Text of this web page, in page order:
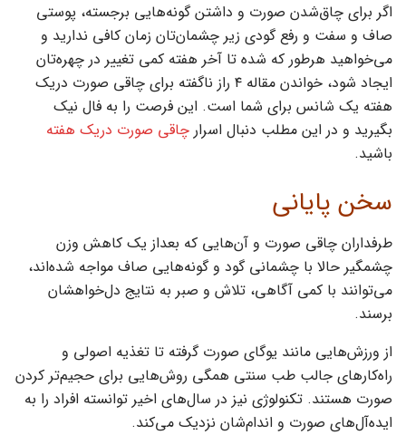
اگر برای چاق‌شدن صورت و داشتن گونه‌هایی برجسته، پوستی
صاف و سفت و رفع گودی زیر چشمان‌تان زمان کافی ندارید و
می‌خواهید هرطور که شده تا آخر هفته کمی تغییر در چهره‌تان
ایجاد شود، خواندن مقاله ۴ راز ناگفته برای چاقی صورت دریک
هفته یک شانس برای شما است. این فرصت را به فال نیک
بگیرید و در این مطلب دنبال اسرار چاقی صورت دریک هفته
باشید.
سخن پایانی
طرفداران چاقی صورت و آن‌هایی که بعداز یک کاهش وزن
چشمگیر حالا با چشمانی گود و گونه‌هایی صاف مواجه شده‌اند،
می‌توانند با کمی آگاهی، تلاش و صبر به نتایج دل‌خواهشان
برسند.
از ورزش‌هایی مانند یوگای صورت گرفته تا تغذیه اصولی و
راه‌کارهای جالب طب سنتی همگی روش‌هایی برای حجیم‌تر کردن
صورت هستند‌. تکنولوژی نیز در سال‌های اخیر توانسته افراد را به
ایده‌آل‌های صورت و اندام‌شان نزدیک می‌کند.